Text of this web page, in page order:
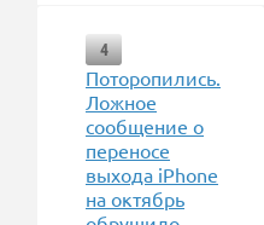
4
Поторопились.
Ложное
сообщение о
переносе
выхода iPhone
на октябрь